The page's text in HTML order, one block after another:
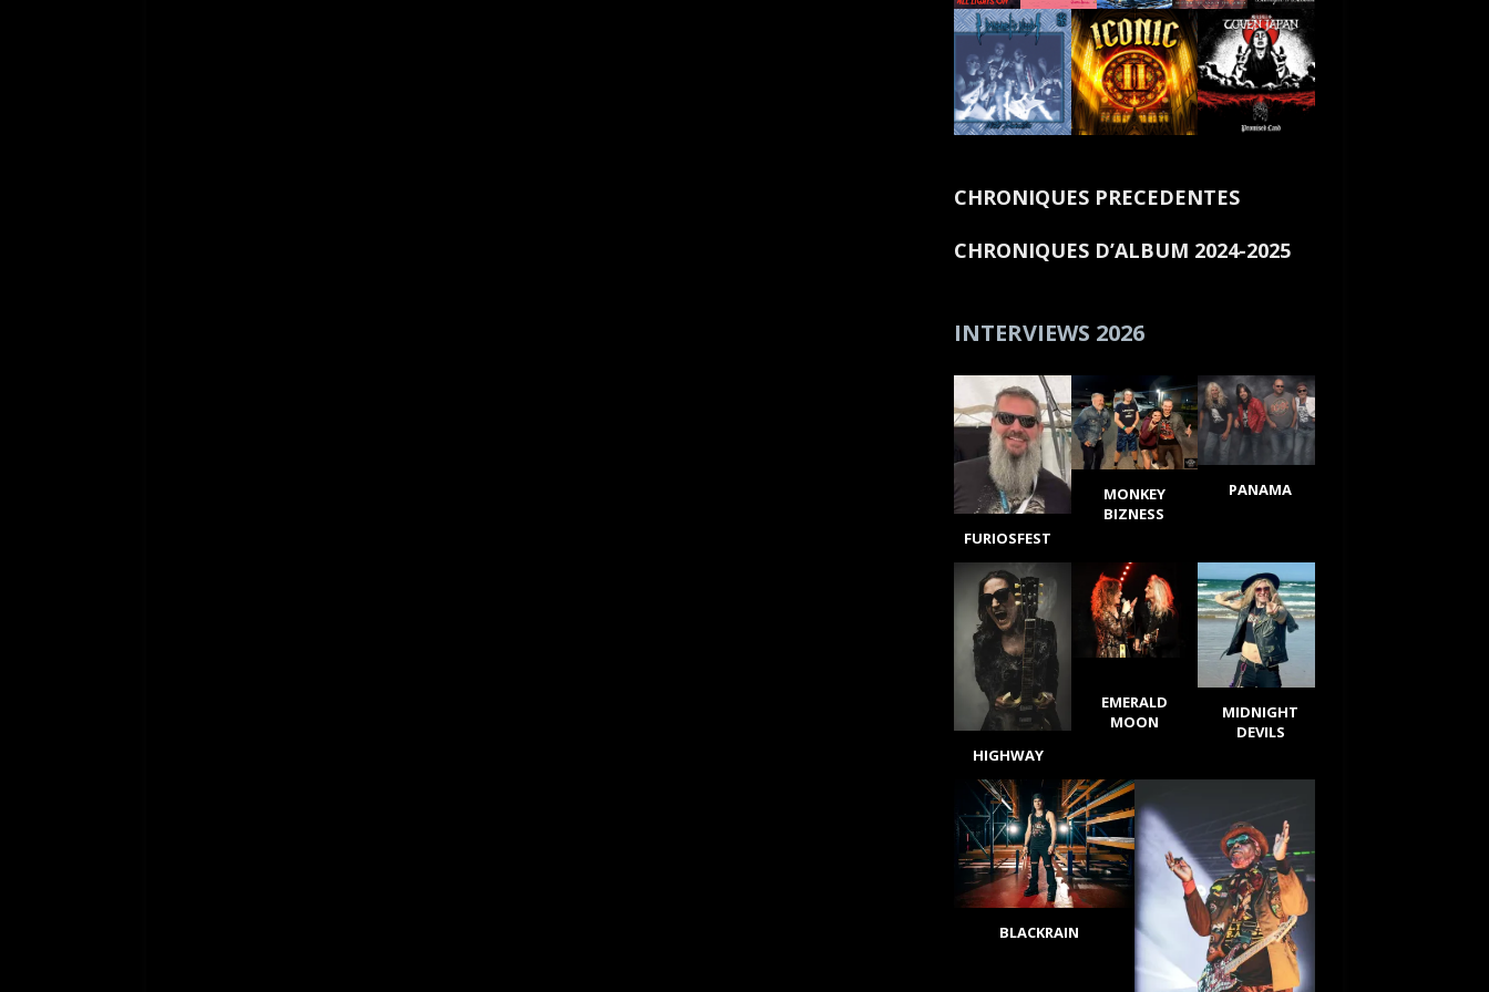
CHRONIQUES PRECEDENTES
CHRONIQUES D’ALBUM 2024-2025
INTERVIEWS 2026
FURIOSFEST
MONKEY
BIZNESS
PANAMA
HIGHWAY
EMERALD
MOON
MIDNIGHT
DEVILS
BLACKRAIN